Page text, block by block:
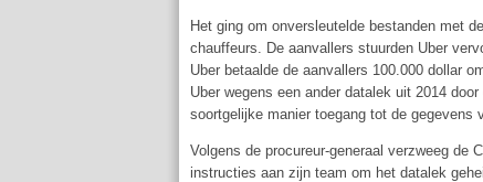
Het ging om onversleutelde bestanden met
chauffeurs. De aanvallers stuurden Uber
Uber betaalde de aanvallers 100.000 dollar
Uber wegens een ander datalek uit 2014
soortgelijke manier toegang tot de gegevens
Volgens de procureur-generaal verzweeg de
instructies aan zijn team om het datalek